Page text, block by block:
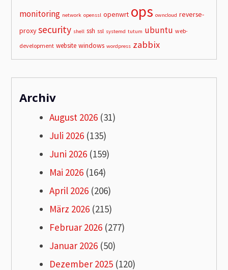
monitoring network openssl openwrt ops owncloud reverse-
proxy security shell ssh ssl systemd tutum ubuntu web-
development website windows wordpress zabbix
Archiv
August 2026 (31)
Juli 2026 (135)
Juni 2026 (159)
Mai 2026 (164)
April 2026 (206)
März 2026 (215)
Februar 2026 (277)
Januar 2026 (50)
Dezember 2025 (120)